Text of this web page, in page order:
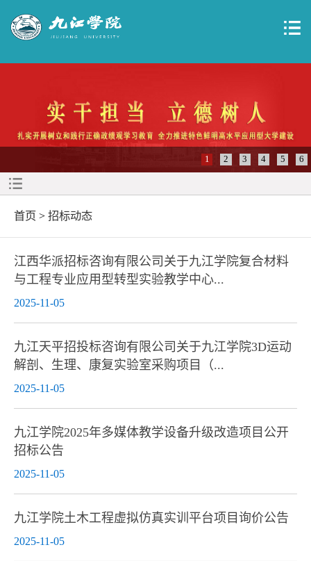
1 2 3 4 5 6
首页 > 招标动态
江西华派招标咨询有限公司关于九江学院复合材料
与工程专业应用型转型实验教学中心...
2025-11-05
九江天平招投标咨询有限公司关于九江学院3D运动
解剖、生理、康复实验室采购项目（...
2025-11-05
九江学院2025年多媒体教学设备升级改造项目公开
招标公告
2025-11-05
九江学院土木工程虚拟仿真实训平台项目询价公告
2025-11-05